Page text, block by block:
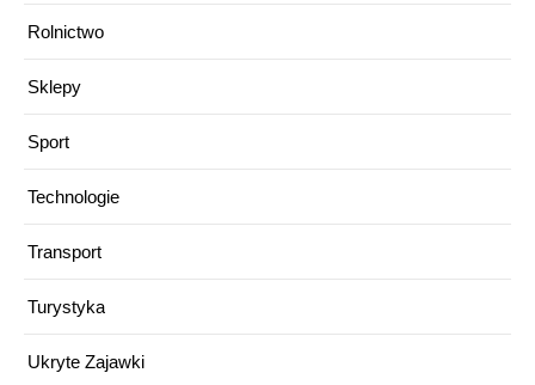
Rolnictwo
Sklepy
Sport
Technologie
Transport
Turystyka
Ukryte Zajawki